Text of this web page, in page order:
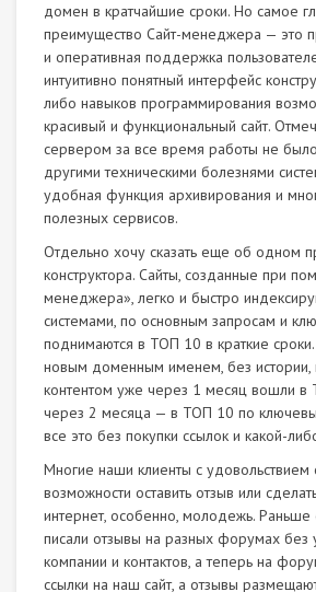
домен в кратчайшие сроки. Но самое
преимущество Сайт-менеджера — это
и оперативная поддержка
интуитивно понятный интерфейс
либо навыков программирования
красивый и функциональный сайт.
сервером за все время работы не
другими техническими болезнями
удобная функция архивирования и
полезных сервисов.
Отдельно хочу сказать еще об одном
конструктора. Сайты, созданные при
менеджера», легко и быстро
системами, по основным запросам и
поднимаются в ТОП 10 в краткие
новым доменным именем, без истории,
контентом уже через 1 месяц вошли в
через 2 месяца — в ТОП 10 по
все это без покупки ссылок и какой-
Многие наши клиенты с удовольствием
возможности оставить отзыв или
интернет, особенно, молодежь.
писали отзывы на разных форумах без
компании и контактов, а теперь на
ссылки на наш сайт, а отзывы